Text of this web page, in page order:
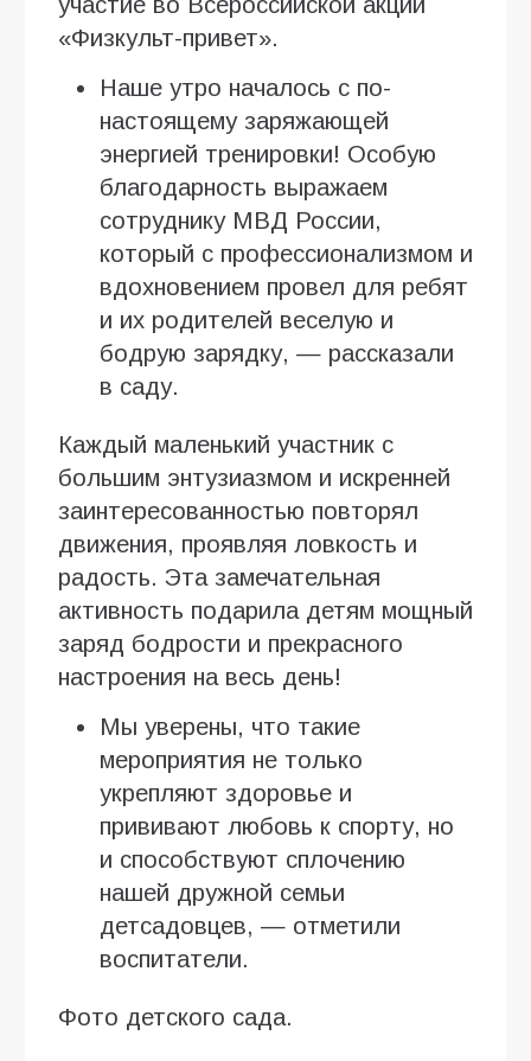
«Физкульт-привет».
Наше утро началось с по-
настоящему заряжающей
энергией тренировки! Особую
благодарность выражаем
сотруднику МВД России,
который с профессионализмом и
вдохновением провел для ребят
и их родителей веселую и
бодрую зарядку, — рассказали
в саду.
Каждый маленький участник с
большим энтузиазмом и искренней
заинтересованностью повторял
движения, проявляя ловкость и
радость. Эта замечательная
активность подарила детям мощный
заряд бодрости и прекрасного
настроения на весь день!
Мы уверены, что такие
мероприятия не только
укрепляют здоровье и
прививают любовь к спорту, но
и способствуют сплочению
нашей дружной семьи
детсадовцев, — отметили
воспитатели.
Фото детского сада.